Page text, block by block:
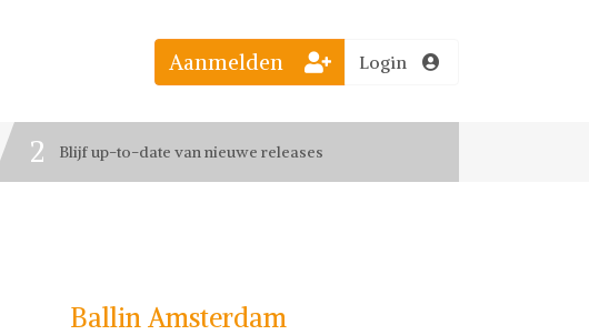
Bestel jouw favoriete looks
2 Blijf up-to-date van nieuwe releases
Aanmelden Login
Ballin Amsterdam